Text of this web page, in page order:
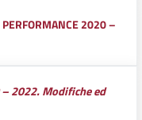
2020 –
2022. Modifiche ed